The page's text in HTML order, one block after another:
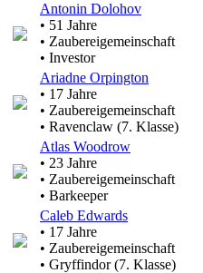
Antonin Dolohov
• 51 Jahre
• Zaubereigemeinschaft
• Investor
Ariadne Orpington
• 17 Jahre
• Zaubereigemeinschaft
• Ravenclaw (7. Klasse)
Atlas Woodrow
• 23 Jahre
• Zaubereigemeinschaft
• Barkeeper
Caleb Edwards
• 17 Jahre
• Zaubereigemeinschaft
• Gryffindor (7. Klasse)